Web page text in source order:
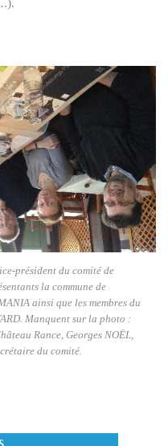
président du comité de
la commune de
ainsi que les membres du
Manquent sur la photo :
Rance, Georges NOËL,
du comité.